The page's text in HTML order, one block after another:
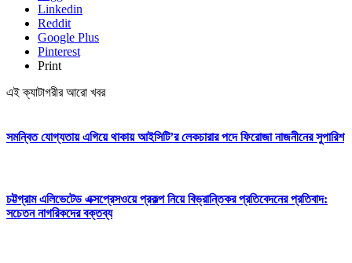
Linkedin
Reddit
Google Plus
Pinterest
Print
এই ক্যাটাগরীর আরো খবর
সমন্বিত যোগ্যতায় এগিয়ে থাকায় আইসিটি’র লেকচারার পদে ফিরোজা নাজনীনের সুপারিশ
চট্টগ্রাম এলিভেটেড এক্সপ্রেসওয়ে প্রকল্প নিয়ে বিভ্রান্তিকর প্রতিবেদনের প্রতিবাদ:
সচেতন নাগরিকদের বক্তব্য